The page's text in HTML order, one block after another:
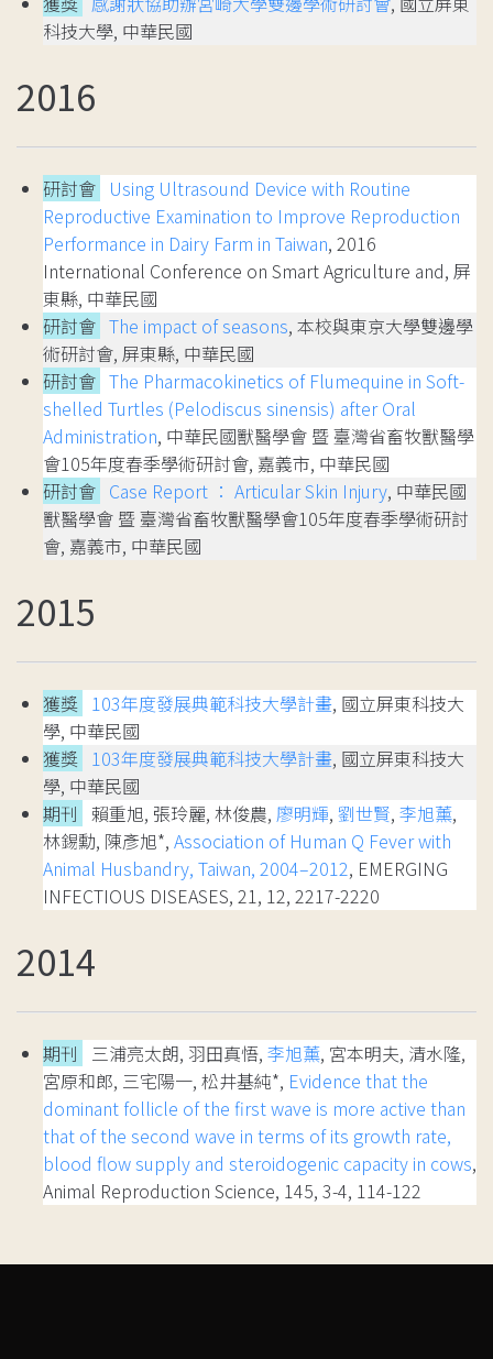
科技大學, 中華民國
2016
研討會 Using Ultrasound Device with Routine
Reproductive Examination to Improve Reproduction
Performance in Dairy Farm in Taiwan, 2016
International Conference on Smart Agriculture and, 屏
東縣, 中華民國
研討會 The impact of seasons, 本校與東京大學雙邊學
術研討會, 屏東縣, 中華民國
研討會 The Pharmacokinetics of Flumequine in Soft-
shelled Turtles (Pelodiscus sinensis) after Oral
Administration, 中華民國獸醫學會 暨 臺灣省畜牧獸醫學
會105年度春季學術研討會, 嘉義市, 中華民國
研討會 Case Report ： Articular Skin Injury, 中華民國
獸醫學會 暨 臺灣省畜牧獸醫學會105年度春季學術研討
會, 嘉義市, 中華民國
2015
獲獎 103年度發展典範科技大學計畫, 國立屏東科技大
學, 中華民國
獲獎 103年度發展典範科技大學計畫, 國立屏東科技大
學, 中華民國
期刊 賴重旭, 張玲麗, 林俊農, 廖明輝, 劉世賢, 李旭薰,
林錫勳, 陳彥旭*, Association of Human Q Fever with
Animal Husbandry, Taiwan, 2004–2012, EMERGING
INFECTIOUS DISEASES, 21, 12, 2217-2220
2014
期刊 三浦亮太朗, 羽田真悟, 李旭薰, 宮本明夫, 清水隆,
宮原和郎, 三宅陽一, 松井基純*, Evidence that the
dominant follicle of the first wave is more active than
that of the second wave in terms of its growth rate,
blood flow supply and steroidogenic capacity in cows,
Animal Reproduction Science, 145, 3-4, 114-122